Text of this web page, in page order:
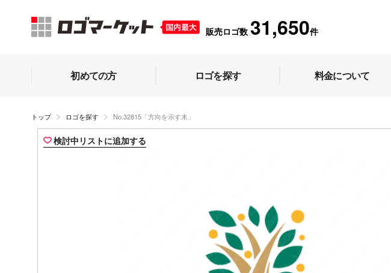
販売ロゴ数 31,650件
初めての方 ロゴを探す 料金について
トップ ロゴを探す No.32815「方向を示す木」
検討中リストに追加する